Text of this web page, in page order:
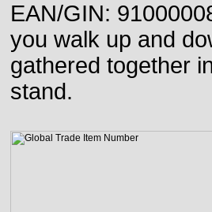
EAN/GIN:
you walk up and
gathered together
stand.